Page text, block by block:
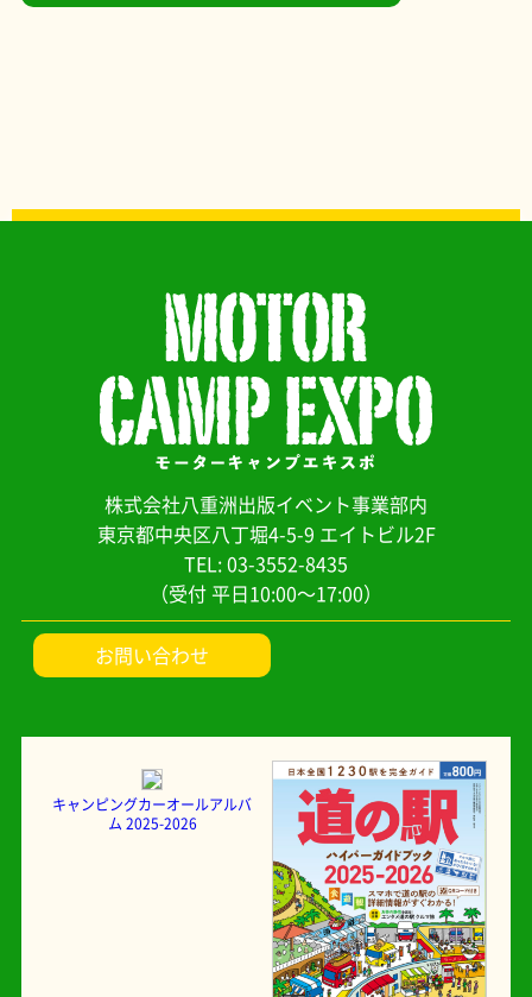
株式会社八重洲出版イベント事業部内
東京都中央区八丁堀4-5-9 エイトビル2F
TEL: 03-3552-8435
（受付 平日10:00～17:00）
お問い合わせ
キャンピングカーオールアルバ
ム 2025-2026